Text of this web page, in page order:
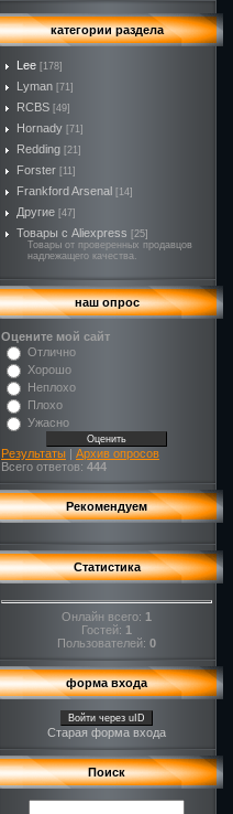
категории раздела
Lee [178]
Lyman [71]
RCBS [49]
Hornady [71]
Redding [21]
Forster [11]
Frankford Arsenal [14]
Другие [47]
Товары с Aliexpress [25]
Товары от проверенных продавцов
надлежащего качества.
наш опрос
Оцените мой сайт
Отлично
Хорошо
Неплохо
Плохо
Ужасно
Результаты | Архив опросов
Всего ответов: 444
Рекомендуем
Статистика
Онлайн всего: 1
Гостей: 1
Пользователей: 0
форма входа
Войти через uID
Старая форма входа
Поиск